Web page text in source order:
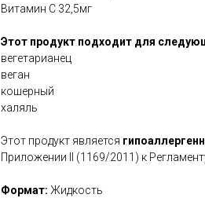
Витамин С 32,5мг
Этот продукт подходит для
вегетарианец
веган
кошерный
халяль
Этот продукт является
Приложении II (1169/2011) к
Формат: Жидкость